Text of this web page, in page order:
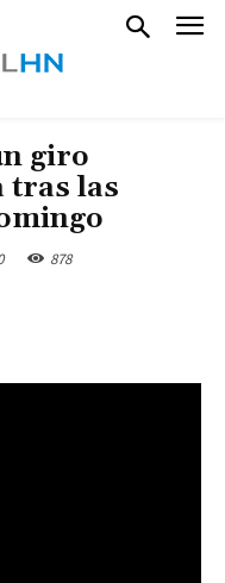
giro
tras las
878